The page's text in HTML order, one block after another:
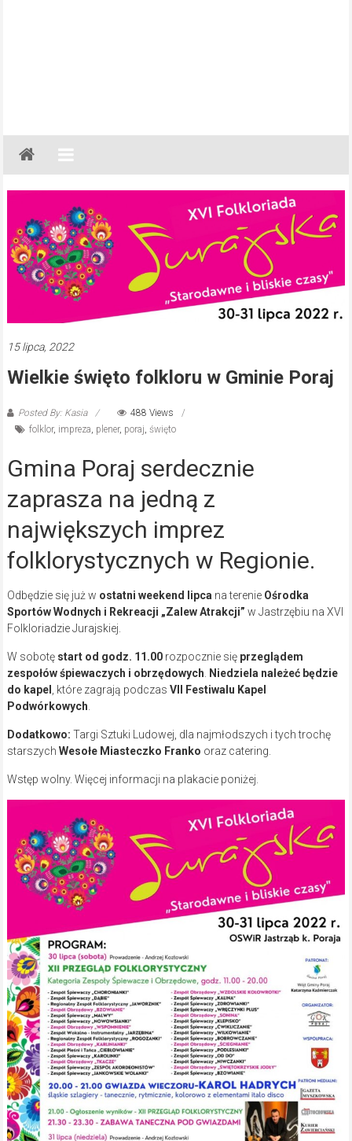
Gazeta
Regionalna
Częstochowa,
Lubliniec,
Myszków
15 lipca, 2022
Wielkie święto folkloru w Gminie Poraj
Posted By: Kasia
488 Views
folklor, impreza plener, poraj święto
Gmina Poraj serdecznie
zaprasza na jedną z
największych imprez
folklorystycznych w Regionie.
Odbędzie się już w ostatni weekend lipca na terenie Ośrodka
Sportów Wodnych i Rekreacji „Zalew Atrakcji” w Jastrzębiu na XVI
Folkloriadzie Jurajskiej.
W sobotę start od godz. 11.00rozpocznie się przeglądem
zespołów śpiewaczych i obrzędowych
Niedziela należeć będzie
do kapel
, które zagrają podczas VII Festiwalu Kapel
Podwórkowych
Dodatkowo: Targi Sztuki Ludowej, dla najmłodszych i tych trochę
starszych Wesołe Miasteczko Franko oraz catering.
Wstęp wolny. Więcej informacji na plakacie poniżej.